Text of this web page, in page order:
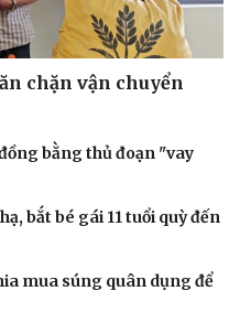
Podcast
Câu chuyện thời sự
Đọc truyện đêm khuya
Cửa sổ tình yêu
chặn vận chuyển
bằng thủ đoạn "vay
bắt bé gái 11 tuổi quỳ đến
mua súng quân dụng để